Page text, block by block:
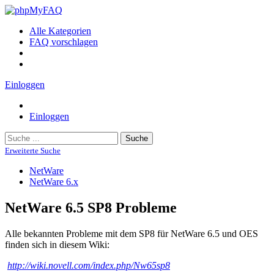
Alle Kategorien
FAQ vorschlagen
Einloggen
Einloggen
Suche
Erweiterte Suche
NetWare
NetWare 6.x
NetWare 6.5 SP8 Probleme
Alle bekannten Probleme mit dem SP8 für NetWare 6.5 und OES
finden sich in diesem Wiki:
http://wiki.novell.com/index.php/Nw65sp8